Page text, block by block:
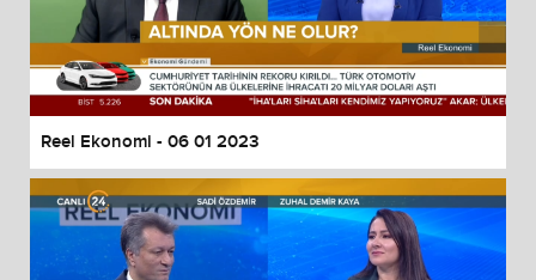
Reel Ekonomi - 06 01 2023